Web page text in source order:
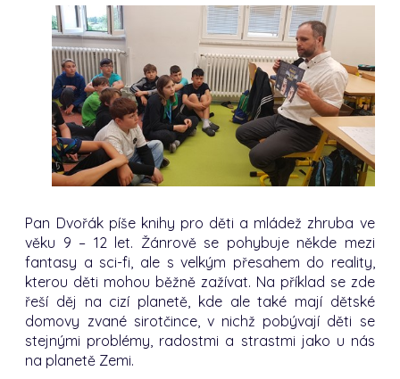
Pan Dvořák píše knihy pro děti a mládež zhruba ve
věku 9 – 12 let. Žánrově se pohybuje někde mezi
fantasy a sci-fi, ale s velkým přesahem do reality,
kterou děti mohou běžně zažívat. Na příklad se zde
řeší děj na cizí planetě, kde ale také mají dětské
domovy zvané sirotčince, v nichž pobývají děti se
stejnými problémy, radostmi a strastmi jako u nás
na planetě Zemi.